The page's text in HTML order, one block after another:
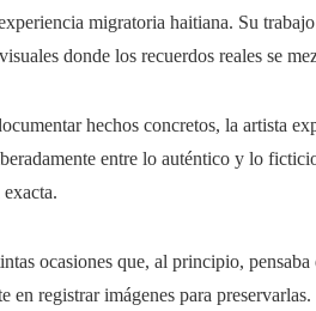
migratoria haitiana. Su
donde los recuerdos reales se
hechos concretos, la artista
entre lo auténtico y lo
ocasiones que, al principio,
en registrar imágenes para